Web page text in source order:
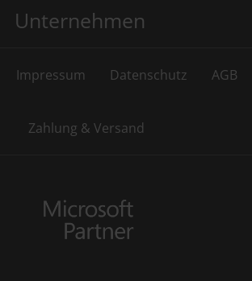
Unternehmen
Impressum Datenschutz AGB
Zahlung & Versand